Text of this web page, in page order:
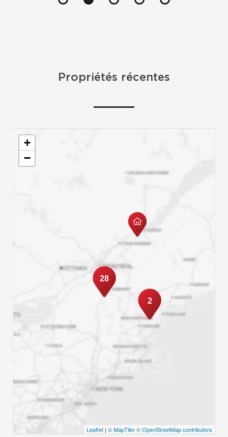
Propriétés récentes
2
28
+
−
Leaflet | © MapTiler© OpenStreetMap contributors